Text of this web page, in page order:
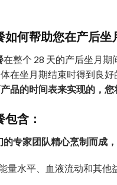
如何帮助您在产后坐
在整个 28 天的产后坐月
在坐月期结束时得到良好
品的时间表来实现的，您
含：
专家团队精心烹制而成
量水平、血液流动和其他